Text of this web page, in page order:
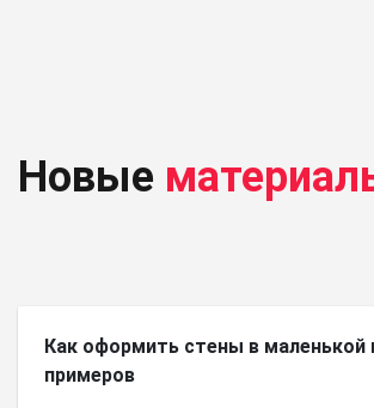
Новые
Как оформить стены в маленькой
примеров